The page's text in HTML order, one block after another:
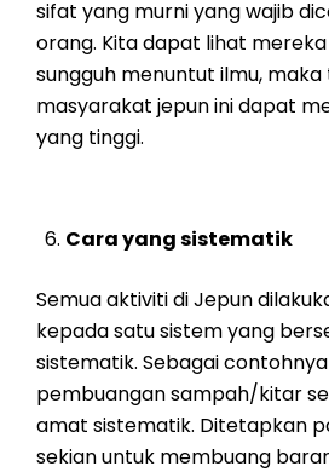
sifat yang murni yang wajib
orang. Kita dapat lihat
sungguh menuntut ilmu,
masyarakat jepun ini dapat
yang tinggi.
Cara yang sistematik
Semua aktiviti di Jepun
kepada satu sistem yang
sistematik. Sebagai
pembuangan sampah/kitar
amat sistematik. Ditetapkan
sekian untuk membuang